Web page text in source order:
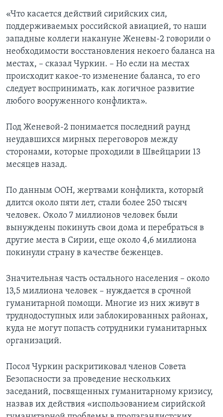
«Что касается действий сирийских сил,
поддерживаемых российской авиацией, то наши
западные коллеги накануне Женевы-2 говорили о
необходимости восстановления некоего баланса на
местах, – сказал Чуркин. – Но если на местах
происходит какое-то изменение баланса, то его
следует воспринимать, как логичное развитие
любого вооруженного конфликта».
Под Женевой-2 понимается последний раунд
неудавшихся мирных переговоров между
сторонами, которые проходили в Швейцарии 13
месяцев назад.
По данным ООН, жертвами конфликта, который
длится около пяти лет, стали более 250 тысяч
человек. Около 7 миллионов человек были
вынуждены покинуть свои дома и перебраться в
другие места в Сирии, еще около 4,6 миллиона
покинули страну в качестве беженцев.
Значительная часть остального населения – около
13,5 миллиона человек – нуждается в срочной
гуманитарной помощи. Многие из них живут в
труднодоступных или заблокированных районах,
куда не могут попасть сотрудники гуманитарных
организаций.
Посол Чуркин раскритиковал членов Совета
Безопасности за проведение нескольких
заседаний, посвященных гуманитарному кризису,
назвав их действия «использованием сирийской